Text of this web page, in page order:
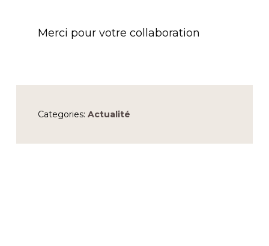
Merci pour votre collaboration
Categories: Actualité